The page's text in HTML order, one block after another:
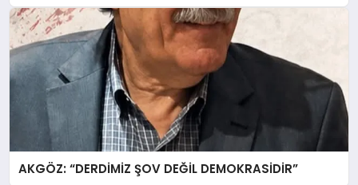
AKGÖZ: “DERDİMİZ ŞOV DEĞİL DEMOKRASİDİR”